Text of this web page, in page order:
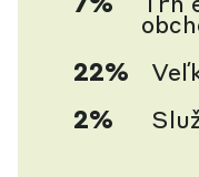
22%
2%